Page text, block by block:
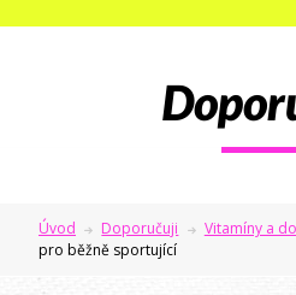
Úvod Doporučuji Vitamíny a
pro běžně sportující